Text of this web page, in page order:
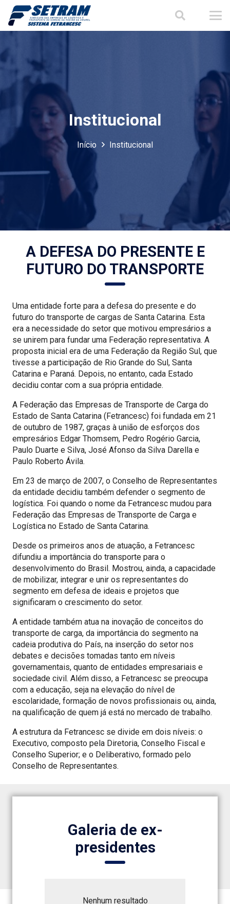
Institucional
Início Institucional
A DEFESA DO PRESENTE E
FUTURO DO TRANSPORTE
Uma entidade forte para a defesa do presente e do
futuro do transporte de cargas de Santa Catarina. Esta
era a necessidade do setor que motivou empresários a
se unirem para fundar uma Federação representativa. A
proposta inicial era de uma Federação da Região Sul, que
tivesse a participação de Rio Grande do Sul, Santa
Catarina e Paraná. Depois, no entanto, cada Estado
decidiu contar com a sua própria entidade.
A Federação das Empresas de Transporte de Carga do
Estado de Santa Catarina (Fetrancesc) foi fundada em 21
de outubro de 1987, graças à união de esforços dos
empresários Edgar Thomsem, Pedro Rogério Garcia,
Paulo Duarte e Silva, José Afonso da Silva Darella e
Paulo Roberto Ávila.
Em 23 de março de 2007, o Conselho de Representantes
da entidade decidiu também defender o segmento de
logística. Foi quando o nome da Fetrancesc mudou para
Federação das Empresas de Transporte de Carga e
Logística no Estado de Santa Catarina.
Desde os primeiros anos de atuação, a Fetrancesc
difundiu a importância do transporte para o
desenvolvimento do Brasil. Mostrou, ainda, a capacidade
de mobilizar, integrar e unir os representantes do
segmento em defesa de ideais e projetos que
significaram o crescimento do setor.
A entidade também atua na inovação de conceitos do
transporte de carga, da importância do segmento na
cadeia produtiva do País, na inserção do setor nos
debates e decisões tomadas tanto em níveis
governamentais, quanto de entidades empresariais e
sociedade civil. Além disso, a Fetrancesc se preocupa
com a educação, seja na elevação do nível de
escolaridade, formação de novos profissionais ou, ainda,
na qualificação de quem já está no mercado de trabalho.
A estrutura da Fetrancesc se divide em dois níveis: o
Executivo, composto pela Diretoria, Conselho Fiscal e
Conselho Superior; e o Deliberativo, formado pelo
Conselho de Representantes.
Galeria de ex-
presidentes
Nenhum resultado